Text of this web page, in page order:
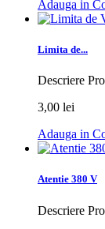
Adauga in
Limita de...
Descriere
3,00 lei
Adauga in
Atentie 380 V
Descriere